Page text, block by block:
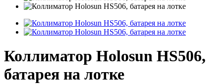
Коллиматор Holosun HS506,
батарея на лотке